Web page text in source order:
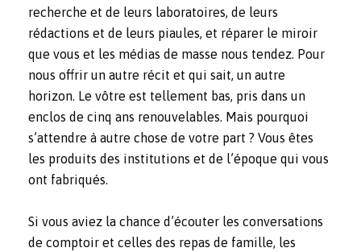
recherche et de leurs laboratoires, de leurs
rédactions et de leurs piaules, et réparer le miroir
que vous et les médias de masse nous tendez. Pour
nous offrir un autre récit et qui sait, un autre
horizon. Le vôtre est tellement bas, pris dans un
enclos de cinq ans renouvelables. Mais pourquoi
s’attendre à autre chose de votre part ? Vous êtes
les produits des institutions et de l’époque qui vous
ont fabriqués.
Si vous aviez la chance d’écouter les conversations
de comptoir et celles des repas de famille, les